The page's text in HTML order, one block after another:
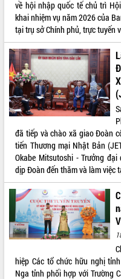
tại Nghĩa trang Liệt sĩ xã Sơn Hòa
Bàn giải pháp tháo gỡ khó khăn
xuất khẩu sầu riêng và triển khai
định EUDR
Thứ trưởng Bộ Nông nghiệp và Môi
trường Nguyễn Hoàng Hiệp khảo sát
vùng trồng và doanh nghiệp đóng
sầu riêng tại Đắk Lắk
Trình diễn nghệ thuật chế biến các
Đắk Lắk công bố Quy hoạch và xúc
tiến đầu tư tỉnh
Ngành cá ngừ Đắk Lắk chủ động
ứng để giữ vững thị trường xuất
Diễn đàn Kinh tế tư nhân Việt Nam
phá cơ chế - Hợp tác công tư
Đề án 06 tạo bước ngoặt đột phá
cải cách hành chính tỉnh Đắk Lắk
Kết nối tour, đẩy mạnh chuyển đổi
để phát triển du lịch Đắk Lắk
Khởi động Dự án Đầu tư xây dựng
Hôm nay:
2835
Tất cả: 66088503
về hội nhập quốc tế chủ trì
khai nhiệm vụ năm 2026 của
tại trụ sở Chính phủ, trực tuyến
đã tiếp và chào xã giao Đoàn
tiến Thương mại Nhật Bản
Okabe Mitsutoshi - Trưởng
dịp Đoàn đến thăm và làm việc
hiệp Các tổ chức hữu nghị
Nga tỉnh phối hợp với Trường